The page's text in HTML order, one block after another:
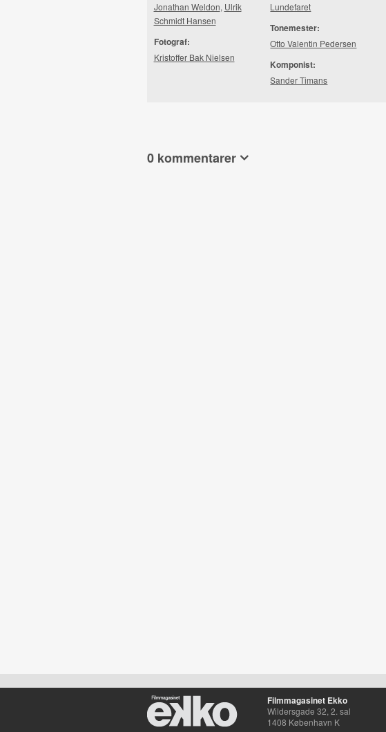
Jonathan Weldon, Ulrik
Schmidt Hansen
Fotograf:
Kristoffer Bak Nielsen
Lundefaret
Tonemester:
Otto Valentin Pedersen
Komponist:
Sander Timans
0 kommentarer
Filmmagasinet Ekko
Wildersgade 32, 2. sal
1408 København K